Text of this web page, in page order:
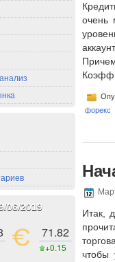
06/2019
71.82
+0.15
очень
форекс
Итак,
чтобы